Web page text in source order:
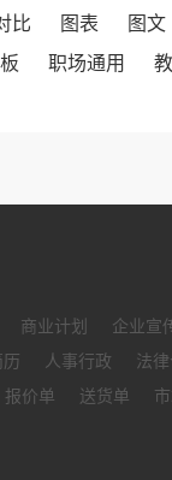
比 图表
图文
职场通用
商业计划
企业宣
人事行政
法
报价单 送货单